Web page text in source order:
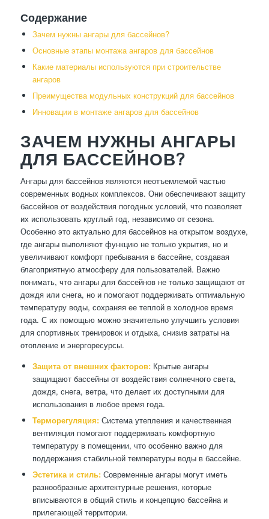
Содержание
Зачем нужны ангары для бассейнов?
Основные этапы монтажа ангаров для бассейнов
Какие материалы используются при строительстве
ангаров
Преимущества модульных конструкций для бассейнов
Инновации в монтаже ангаров для бассейнов
ЗАЧЕМ НУЖНЫ АНГАРЫ
ДЛЯ БАССЕЙНОВ?
Ангары для бассейнов являются неотъемлемой частью
современных водных комплексов. Они обеспечивают защиту
бассейнов от воздействия погодных условий, что позволяет
их использовать круглый год, независимо от сезона.
Особенно это актуально для бассейнов на открытом воздухе,
где ангары выполняют функцию не только укрытия, но и
увеличивают комфорт пребывания в бассейне, создавая
благоприятную атмосферу для пользователей. Важно
понимать, что ангары для бассейнов не только защищают от
дождя или снега, но и помогают поддерживать оптимальную
температуру воды, сохраняя ее теплой в холодное время
года. С их помощью можно значительно улучшить условия
для спортивных тренировок и отдыха, снизив затраты на
отопление и энергоресурсы.
Защита от внешних факторов:Крытые ангары
защищают бассейны от воздействия солнечного света,
дождя, снега, ветра, что делает их доступными для
использования в любое время года.
Терморегуляция:Система утепления и качественная
вентиляция помогают поддерживать комфортную
температуру в помещении, что особенно важно для
поддержания стабильной температуры воды в бассейне.
Эстетика и стиль:Современные ангары могут иметь
разнообразные архитектурные решения, которые
вписываются в общий стиль и концепцию бассейна и
прилегающей территории.